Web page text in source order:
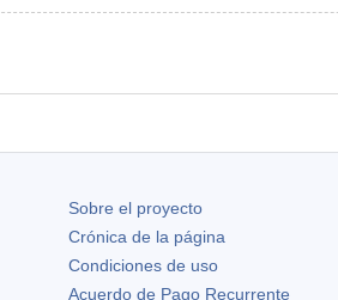
Sobre el proyecto
Crónica de la página
Condiciones de uso
Acuerdo de Pago Recurrente